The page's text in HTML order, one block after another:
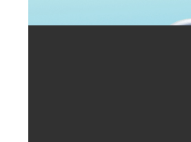
Monstru al Verii